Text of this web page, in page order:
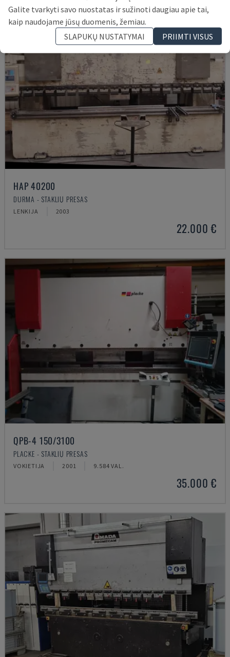
HAP 40200
DURMA - STAKLIŲ PRESAS
LENKIJA 2003
22.000 €
QPB-4 150/3100
PLACKE - STAKLIŲ PRESAS
VOKIETIJA 2001 9.584 VAL.
35.000 €
Galite tvarkyti savo nuostatas ir sužinoti daugiau apie tai,
kaip naudojame jūsų duomenis, žemiau.
SLAPUKŲ NUSTATYMAI
PRIIMTI VISUS